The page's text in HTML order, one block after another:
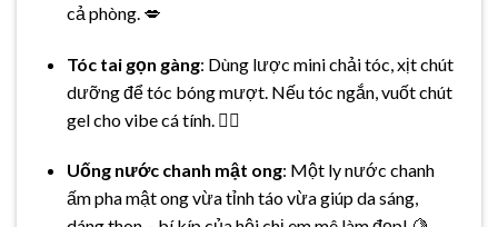
cả phòng. 💋
Tóc tai gọn gàng: Dùng lược mini chải tóc, xịt chút
dưỡng để tóc bóng mượt. Nếu tóc ngắn, vuốt chút
gel cho vibe cá tính. 💇‍♀️
Uống nước chanh mật ong: Một ly nước chanh
ấm pha mật ong vừa tỉnh táo vừa giúp da sáng,